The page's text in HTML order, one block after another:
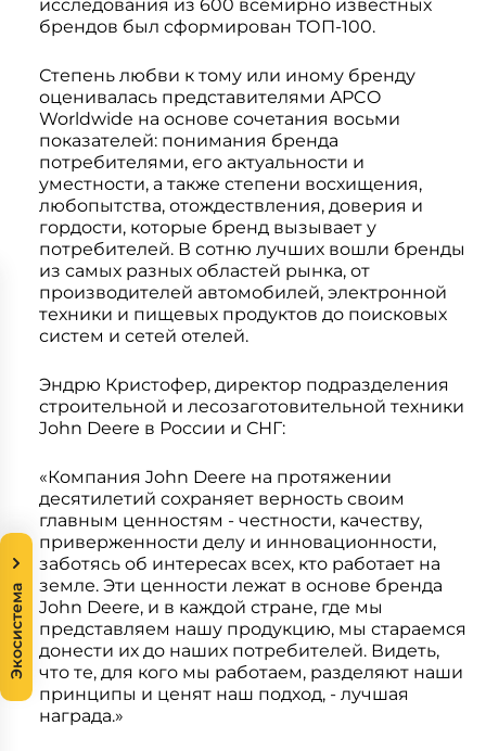
брендов был сформирован ТОП-100.
Степень любви к тому или иному бренду
оценивалась представителями APCO
Worldwide на основе сочетания восьми
показателей: понимания бренда
потребителями, его актуальности и
уместности, а также степени восхищения,
любопытства, отождествления, доверия и
гордости, которые бренд вызывает у
потребителей. В сотню лучших вошли бренды
из самых разных областей рынка, от
производителей автомобилей, электронной
техники и пищевых продуктов до поисковых
систем и сетей отелей.
Эндрю Кристофер, директор подразделения
строительной и лесозаготовительной техники
John Deere в России и СНГ:
«Компания John Deere на протяжении
десятилетий сохраняет верность своим
главным ценностям - честности, качеству,
приверженности делу и инновационности,
заботясь об интересах всех, кто работает на
земле. Эти ценности лежат в основе бренда
John Deere, и в каждой стране, где мы
представляем нашу продукцию, мы стараемся
донести их до наших потребителей. Видеть,
что те, для кого мы работаем, разделяют наши
принципы и ценят наш подход, - лучшая
награда.»
Экосистема
Системы 3D нивелирования
Грейферные захваты
Посевная техника